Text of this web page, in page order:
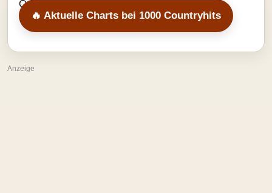
🔥 Aktuelle Charts bei 1000 Countryhits
Anzeige